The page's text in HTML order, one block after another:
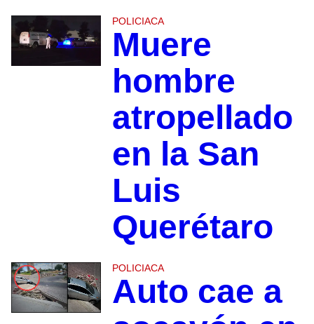
POLICIACA
Muere
hombre
atropellado
en la San
Luis
Querétaro
POLICIACA
Auto cae a